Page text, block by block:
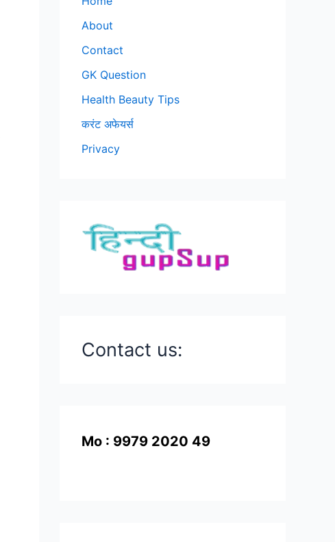
About
Contact
GK Question
Health Beauty Tips
करंट अफेयर्स
Privacy
Contact us:
Mo : 9979 2020 49